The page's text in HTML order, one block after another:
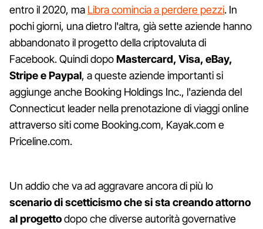
entro il 2020, ma Libra comincia a perdere pezzi. In
pochi giorni, una dietro l'altra, già sette aziende hanno
abbandonato il progetto della criptovaluta di
Facebook. Quindi dopoMastercard, Visa, eBay,
Stripe e Paypal, a queste aziende importanti si
aggiunge anche Booking Holdings Inc., l'azienda del
Connecticut leader nella prenotazione di viaggi online
attraverso siti come Booking.com, Kayak.com e
Priceline.com.
Un addio che va ad aggravare ancora di più lo
scenario di scetticismo che si sta creando attorno
al progettodopo che diverse autorità governative